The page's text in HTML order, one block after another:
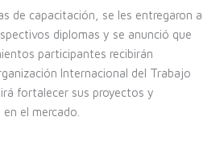
de capacitación, se les entregaron a
diplomas y se anunció que
participantes recibirán
Internacional del Trabajo
fortalecer sus proyectos y
el mercado.